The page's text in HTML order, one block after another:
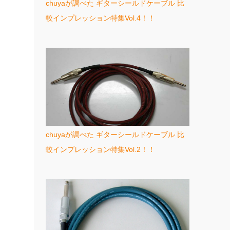
chuyaが調べた ギターシールドケーブル 比
較インプレッション特集Vol.4！！
chuyaが調べた ギターシールドケーブル 比
較インプレッション特集Vol.2！！